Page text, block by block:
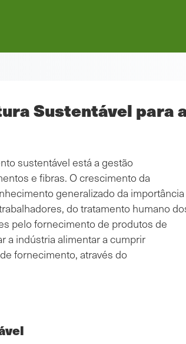
Sustentável para
sustentável está a gestão
e fibras. O crescimento da
generalizado da importância
do tratamento humano
pelo fornecimento de produtos de
a indústria alimentar a cumprir
fornecimento, através do